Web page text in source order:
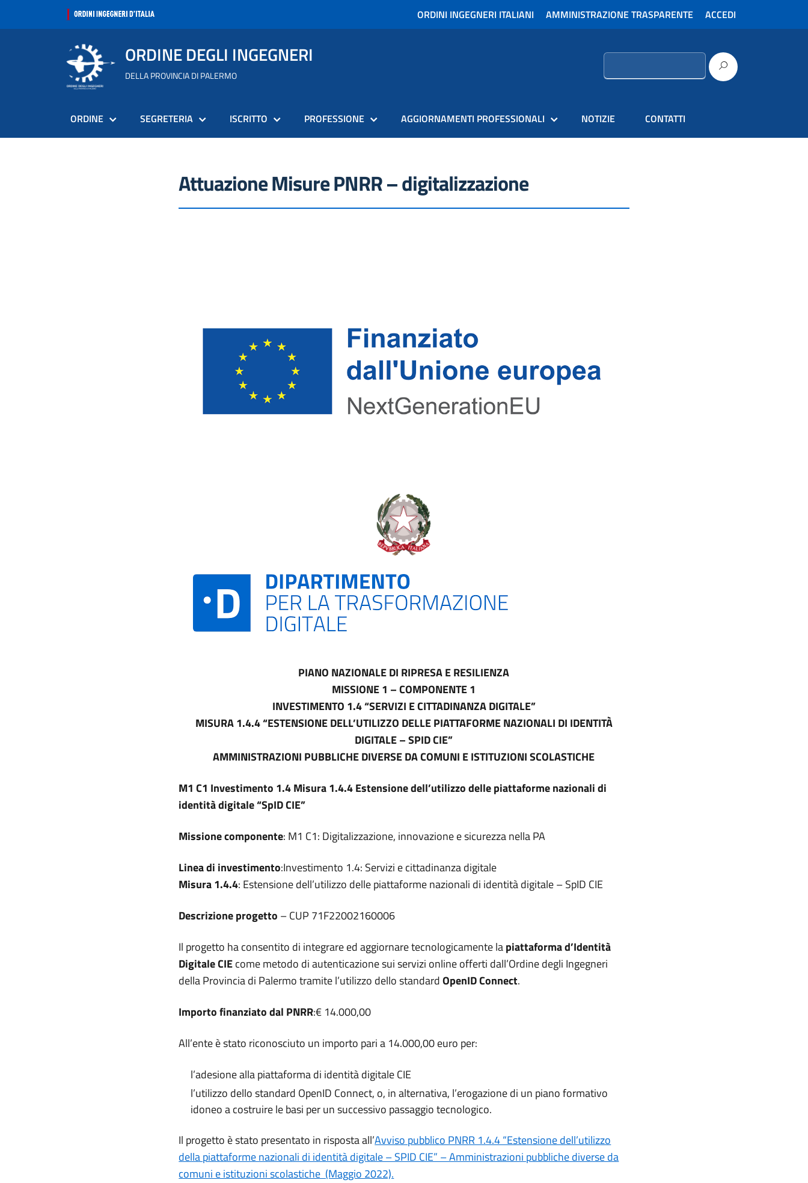
ORDINI INGEGNERI ITALIANI AMMINISTRAZIONE TRASPARENTE ACCEDI
ORDINE DEGLI INGEGNERI
DELLA PROVINCIA DI PALERMO
Ricerca
ORDINE SEGRETERIA ISCRITTO PROFESSIONE AGGIORNAMENTI PROFESSIONALI NOTIZIE CONTATTI
Attuazione Misure PNRR – digitalizzazione
PIANO NAZIONALE DI RIPRESA E RESILIENZA
MISSIONE 1 – COMPONENTE 1
INVESTIMENTO 1.4 “SERVIZI E CITTADINANZA DIGITALE”
MISURA 1.4.4 “ESTENSIONE DELL’UTILIZZO DELLE PIATTAFORME NAZIONALI DI IDENTITÀ
DIGITALE – SPID CIE”
AMMINISTRAZIONI PUBBLICHEDIVERSE DA COMUNI E ISTITUZIONI SCOLASTICHE
M1 C1 Investimento 1.4 Misura 1.4.4 Estensione dell’utilizzo delle piattaforme nazionali di
identità digitale “SpID CIE”
Missione componente: M1 C1: Digitalizzazione, innovazione e sicurezza nella PA
Linea di investimento:Investimento 1.4: Servizi e cittadinanza digitale
Misura 1.4.4: Estensione dell’utilizzo delle piattaforme nazionali di identità digitale – SpID CIE
Descrizione progetto – CUP 71F22002160006
Il progetto ha consentito di integrare ed aggiornare tecnologicamente lapiattaforma d’Identità
Digitale CIEcome metodo di autenticazione sui servizi online offerti dall’Ordine degli Ingegneri
della Provincia di Palermo tramite l’utilizzo dello standardOpenID Connect.
Importo finanziato dal PNRR:€ 14.000,00
All’ente è stato riconosciuto un importo pari a 14.000,00 euro per:
l’adesione alla piattaforma di identità digitale CIE
l’utilizzo dello standard OpenID Connect, o, in alternativa, l’erogazione di un piano formativo
idoneo a costruire le basi per un successivo passaggio tecnologico.
Il progetto è stato presentato in risposta all’Avviso pubblico PNRR 1.4.4 “Estensione dell’utilizzo
della piattaforme nazionali di identità digitale – SPID CIE” – Amministrazioni pubbliche diverse da
comuni e istituzioni scolastiche (Maggio 2022).